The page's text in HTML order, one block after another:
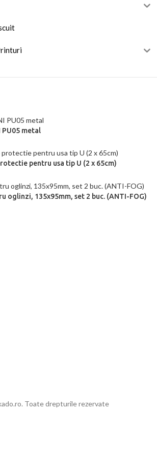
PU05 metal
pentru usa tip U (2 x 65cm)
oglinzi, 135x95mm, set 2 buc. (ANTI-FOG)
Toate drepturile rezervate